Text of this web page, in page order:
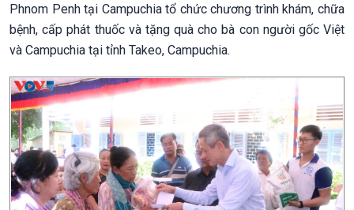
Phnom Penh tại Campuchia tổ chức chương trình khám, chữa
bệnh, cấp phát thuốc và tặng quà cho bà con người gốc Việt
và Campuchia tại tỉnh Takeo, Campuchia.